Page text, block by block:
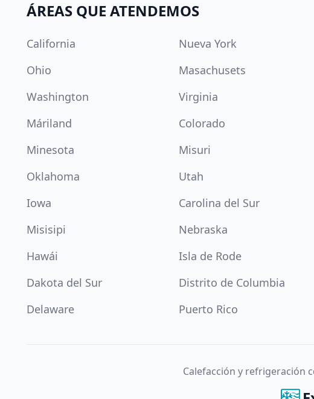
ÁREAS QUE ATENDEMOS
California Nueva York
Ohio
Masachusets
Washington
Virginia
Máriland
Colorado
Minesota
Misuri
Oklahoma
Utah
Iowa
Carolina del Sur
Misisipi
Nebraska
Hawái
Isla de Rode
Dakota del Sur
Distrito de Columbia
Delaware
Puerto Rico
Calefacción y refrigeración